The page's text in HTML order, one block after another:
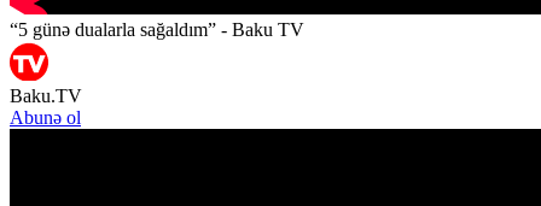
“5 günə dualarla sağaldım” - Baku TV
Baku.TV
Abunə ol